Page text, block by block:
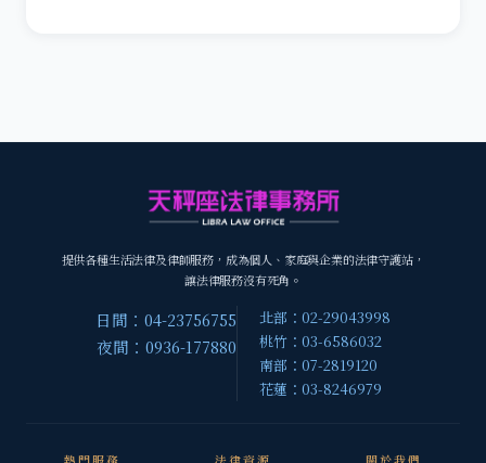
提供各種生活法律及律師服務，成為個人、家庭與企業的法律守護站，
讓法律服務沒有死角。
日間：04-23756755
夜間：0936-177880
北部：02-29043998
桃竹：03-6586032
南部：07-2819120
花蓮：03-8246979